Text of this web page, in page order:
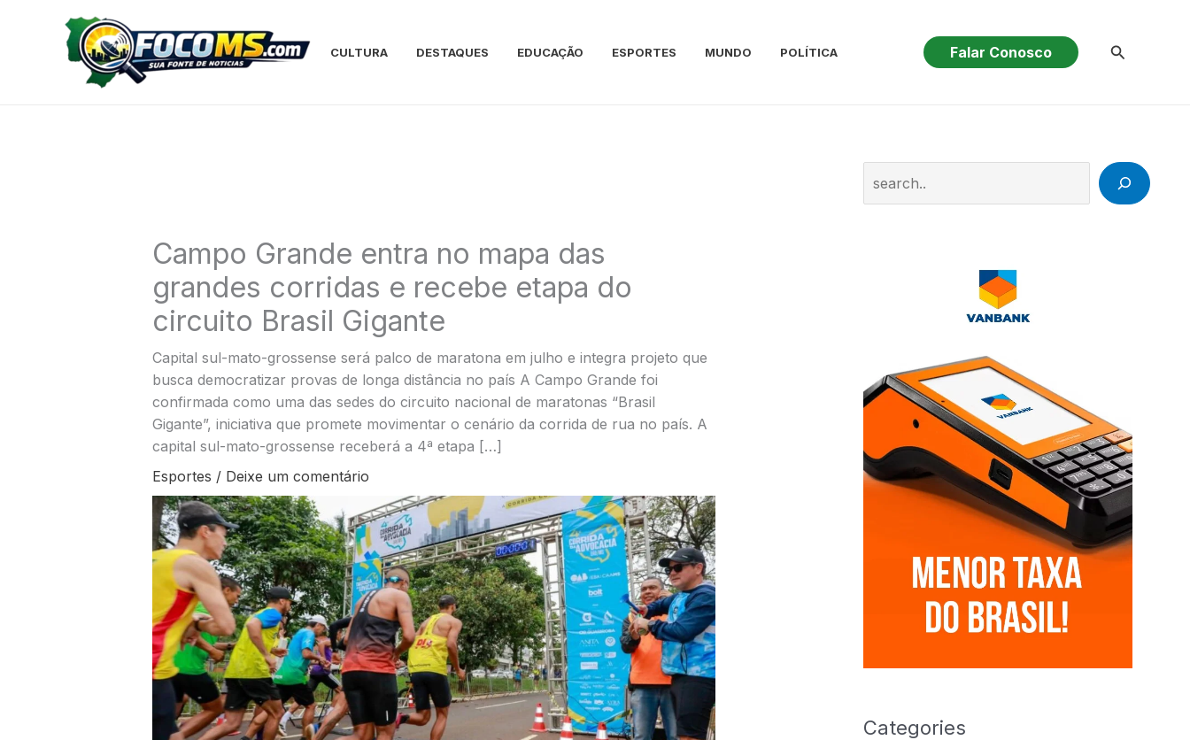
CULTURA DESTAQUES EDUCAÇÃO ESPORTES MUNDO POLÍTICA Falar Conosco Pesquisar
Campo Grande entra no mapa das
grandes corridas e recebe etapa do
circuito Brasil Gigante
Capital sul-mato-grossense será palco de maratona em julho e integra projeto que
busca democratizar provas de longa distância no país A Campo Grande foi
confirmada como uma das sedes do circuito nacional de maratonas “Brasil
Gigante”, iniciativa que promete movimentar o cenário da corrida de rua no país. A
capital sul-mato-grossense receberá a 4ª etapa […]
Esportes / Deixe um comentário
Categories